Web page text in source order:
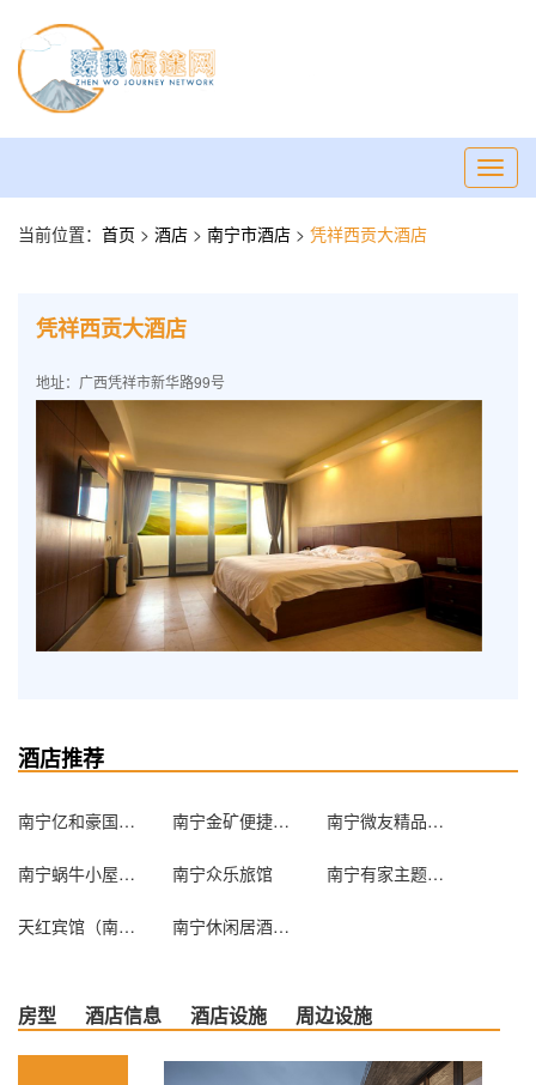
当前位置： 首页 > 酒店 > 南宁市酒店 > 凭祥西贡大酒店
凭祥西贡大酒店
地址：广西凭祥市新华路99号
酒店推荐
南宁亿和豪国际酒店 南宁金矿便捷酒店 南宁微友精品酒店
南宁蜗牛小屋酒店式公寓 南宁众乐旅馆 南宁有家主题酒店
天红宾馆（南宁津头街店） 南宁休闲居酒店式公寓
房型 酒店信息 酒店设施 周边设施